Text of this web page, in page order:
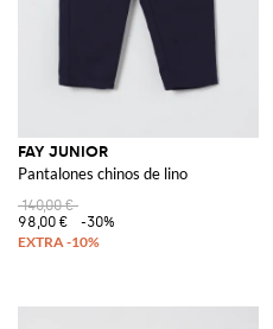
FAY JUNIOR
Pantalones chinos de lino
140,00 €
98,00 €
-30%